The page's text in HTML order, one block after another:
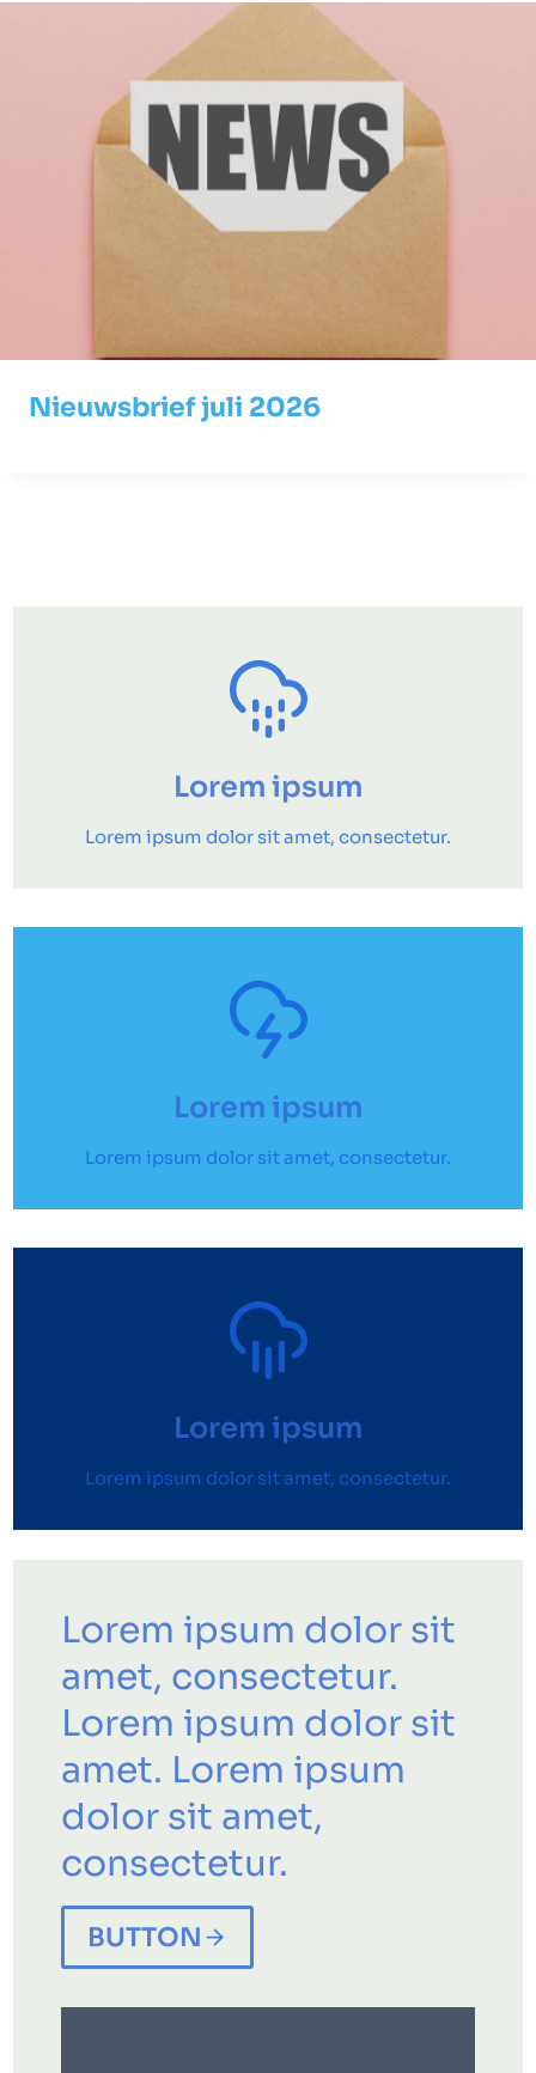
Nieuwsbrief juli 2026
Lorem ipsum
Lorem ipsum dolor sit amet, consectetur.
Lorem ipsum
Lorem ipsum dolor sit amet, consectetur.
Lorem ipsum
Lorem ipsum dolor sit amet, consectetur.
Lorem ipsum dolor sit
amet, consectetur.
Lorem ipsum dolor sit
amet. Lorem ipsum
dolor sit amet,
consectetur.
BUTTON